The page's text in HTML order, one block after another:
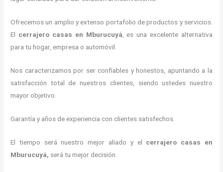
Ofrecemos un amplio y extenso portafolio de productos y servicios.
El cerrajero casas en Mburucuyá, es una excelente alternativa
para tu hogar, empresa o automóvil.
Nos caracterizamos por ser confiables y honestos, apuntando a la
satisfacción total de nuestros clientes, siendo ustedes nuestro
mayor objetivo.
Garantía y años de experiencia con clientes satisfechos.
El tiempo será nuestro mejor aliado y el cerrajero casas en
Mburucuyá, será tu mejor decisión.